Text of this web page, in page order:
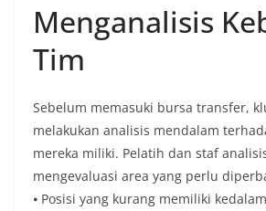
Menganalisis
Tim
Sebelum memasuki bursa transfer,
melakukan analisis mendalam
mereka miliki. Pelatih dan staf
mengevaluasi area yang perlu
⦁ Posisi yang kurang memiliki